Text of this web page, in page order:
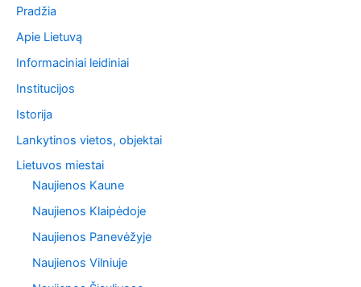
Pradžia
Apie Lietuvą
Informaciniai leidiniai
Institucijos
Istorija
Lankytinos vietos, objektai
Lietuvos miestai
Naujienos Kaune
Naujienos Klaipėdoje
Naujienos Panevėžyje
Naujienos Vilniuje